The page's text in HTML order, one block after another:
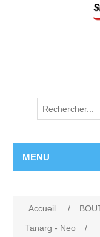
MENU
Accueil /
Tanarg - Neo
/